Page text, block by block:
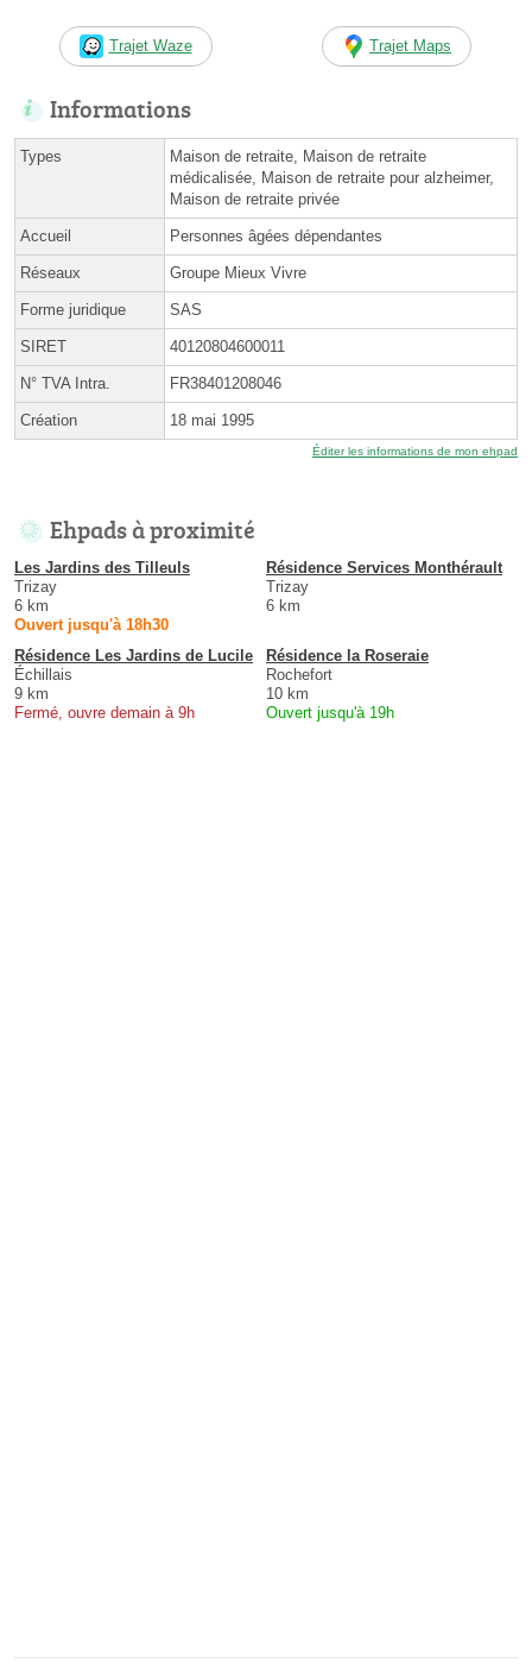
Trajet Waze Trajet Maps
Informations
Types
Maison de retraite, Maison de retraite
médicalisée, Maison de retraite pour alzheimer,
Maison de retraite privée
Accueil Personnes âgées dépendantes
Réseaux Groupe Mieux Vivre
Forme juridique SAS
SIRET 40120804600011
N° TVA Intra. FR38401208046
Création 18 mai 1995
Éditer les informations de mon ehpad
Ehpads à proximité
Les Jardins des Tilleuls
Trizay
6 km
Ouvert jusqu'à 18h30
Résidence Services Monthérault
Trizay
6 km
Résidence Les Jardins de Lucile
Échillais
9 km
Fermé, ouvre demain à 9h
Résidence la Roseraie
Rochefort
10 km
Ouvert jusqu'à 19h